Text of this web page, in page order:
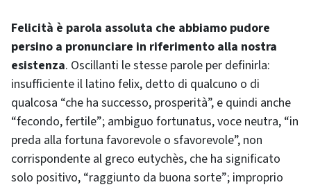
Felicità è parola assoluta che abbiamo pudore
persino a pronunciare in riferimento alla nostra
esistenza. Oscillanti le stesse parole per definirla:
insufficiente il latino felix, detto di qualcuno o di
qualcosa “che ha successo, prosperità”, e quindi anche
“fecondo, fertile”; ambiguo fortunatus, voce neutra, “in
preda alla fortuna favorevole o sfavorevole”, non
corrispondente al greco eutychès, che ha significato
solo positivo, “raggiunto da buona sorte”; improprio